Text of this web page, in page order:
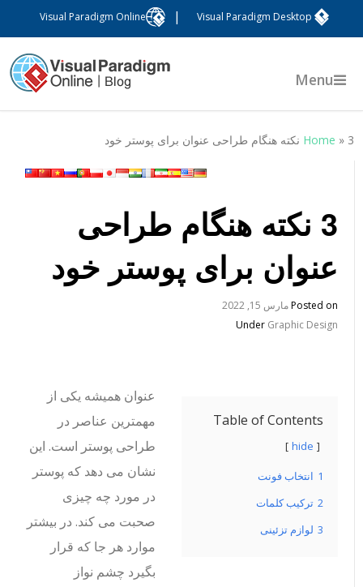
Visual Paradigm Desktop
Visual Paradigm Online
Menu
Home »
3 نکته هنگام طراحی
عنوان برای پوستر خود
Posted onمارس 15, 2022
UnderGraphic Design
Table of Contents
hide
انتخاب فونت
ترکیب کلمات
لوازم تزئینی
عنوان همیشه یکی از
مهمترین عناصر در
طراحی پوستر است. این
نشان می دهد که پوستر
در مورد چه چیزی
صحبت می کند. در بیشتر
موارد هر جا که قرار
بگیرد چشم نواز